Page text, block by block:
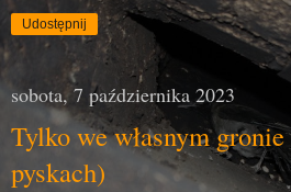
Udostępnij
sobota, 7 października 2023
Tylko we własnym
pyskach)